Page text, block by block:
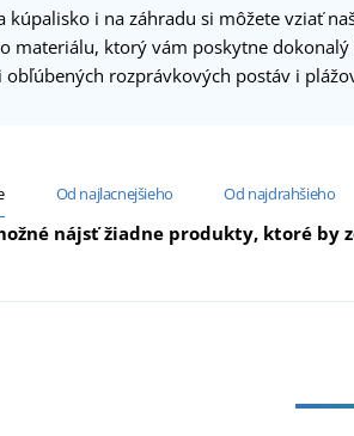
kúpalisko i na záhradu si môžete vziať
materiálu, ktorý vám poskytne
obľúbených rozprávkových postáv i
Od najlacnejšieho Od najdrahšieho
nájsť žiadne produkty, ktoré